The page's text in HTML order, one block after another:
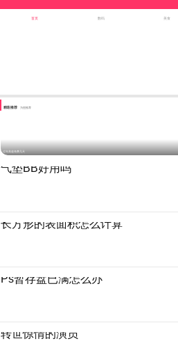
首页 数码 美食
精彩推荐 为您推荐
过年高速免费几天
气垫BB好用吗
长方形的表面积怎么计算
Ps暂存盘已满怎么办
转世惊情的演员